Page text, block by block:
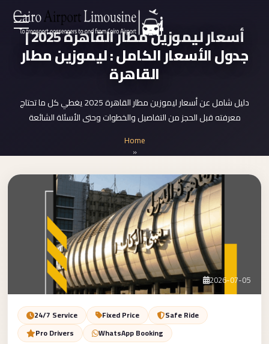
EN
AR
Home
Services
About Us
Contact Us
Book Now
أسعار ليموزين مطار القاهرة 2025 |
جدول الأسعار الكامل : ليموزين مطار
القاهرة
دليل شامل عن أسعار ليموزين مطار القاهرة 2025 يغطي كل ما تحتاج
معرفته قبل الحجز من التفاصيل والخطوات وحتى الأسئلة الشائعة
Home
»
2026-07-05
24/7 Service Fixed Price
Safe Ride
Pro Drivers
WhatsApp Booking
Zamalek
Wedding
Cairo
Wedding
Rental
Service
Wedding
VIP
Limousine
Premium